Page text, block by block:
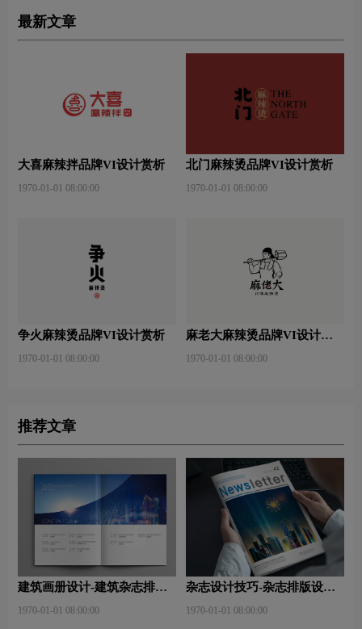
最新文章
大喜麻辣拌品牌VI设计赏析
1970-01-01 08:00:00
北门麻辣烫品牌VI设计赏析
1970-01-01 08:00:00
争火麻辣烫品牌VI设计赏析
1970-01-01 08:00:00
麻老大麻辣烫品牌VI设计赏
1970-01-01 08:00:00
推荐文章
建筑画册设计-建筑杂志排版
用？
1970-01-01 08:00:00
杂志设计技巧-杂志排版设计
1970-01-01 08:00:00